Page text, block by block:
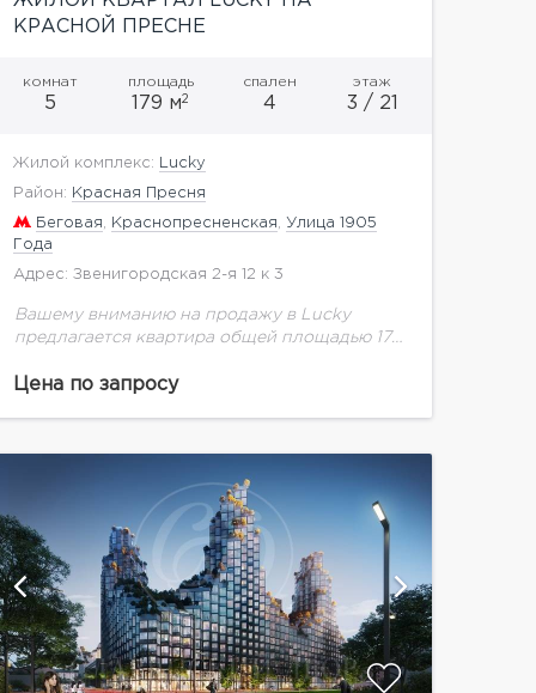
КРАСНОЙ ПРЕСНЕ
комнат
5
площадь
179 м2
спален
4
этаж
3 / 21
Жилой комплекс: Lucky
Район: Красная Пресня
Беговая Краснопресненская
Улица 1905
Года
Адрес: Звенигородская 2-я 12 к 3
Вашему вниманию на продажу в Lucky
предлагается квартира общей площадью 179
зеленом и благоустроенном Пресненском
Цена по запросу